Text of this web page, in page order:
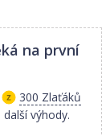
Je to svět
LEGO City je
do detailu
sbor,
na první
300 Zlaťáků
výhody.